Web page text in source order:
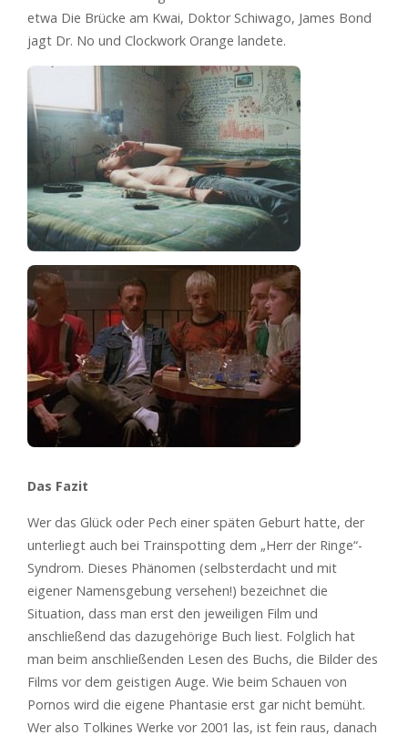
etwa Die Brücke am Kwai, Doktor Schiwago, James Bond
jagt Dr. No und Clockwork Orange landete.
Das Fazit
Wer das Glück oder Pech einer späten Geburt hatte, der
unterliegt auch bei Trainspotting dem „Herr der Ringe“-
Syndrom. Dieses Phänomen (selbsterdacht und mit
eigener Namensgebung versehen!) bezeichnet die
Situation, dass man erst den jeweiligen Film und
anschließend das dazugehörige Buch liest. Folglich hat
man beim anschließenden Lesen des Buchs, die Bilder des
Films vor dem geistigen Auge. Wie beim Schauen von
Pornos wird die eigene Phantasie erst gar nicht bemüht.
Wer also Tolkines Werke vor 2001 las, ist fein raus, danach